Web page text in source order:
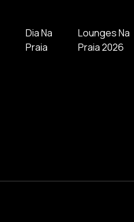
Dia Na
Praia
Lounges Na
Praia 2026